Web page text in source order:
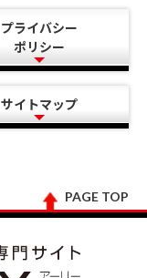
プライバシー
ポリシー
サイトマップ
PAGE TOP